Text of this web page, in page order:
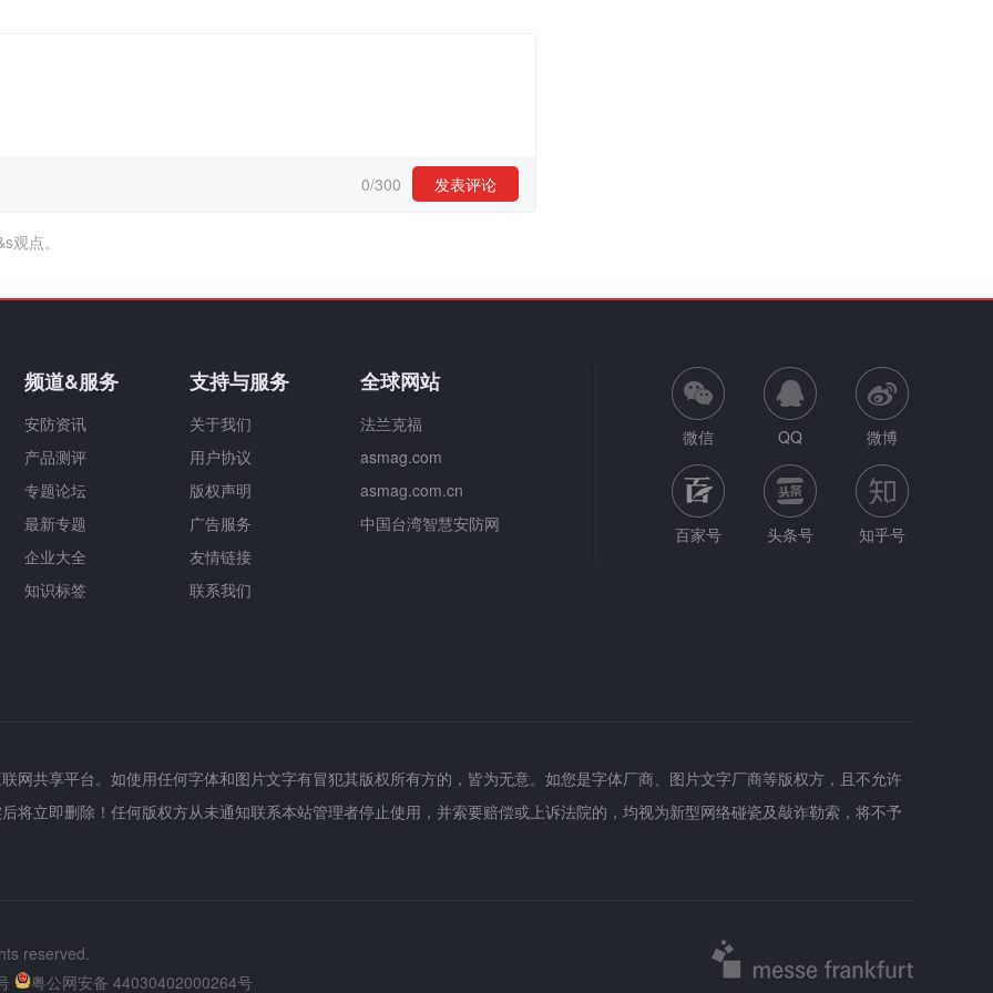
0/300 发表评论
点。
频道&服务
安防资讯
产品测评
专题论坛
最新专题
企业大全
知识标签
支持与服务
关于我们
用户协议
版权声明
广告服务
友情链接
联系我们
全球网站
法兰克福
asmag.com
asmag.com.cn
中国台湾智慧安防网
微信 QQ 微博
百家号 头条号 知乎号
网共享平台。如使用任何字体和图片文字有冒犯其版权所有方的，皆为无意。如您是字体厂商、图片文字厂商等版权方，且不允许
将立即删除！任何版权方从未通知联系本站管理者停止使用，并索要赔偿或上诉法院的，均视为新型网络碰瓷及敲诈勒索，将不予
reserved.
粤公网安备 44030402000264号